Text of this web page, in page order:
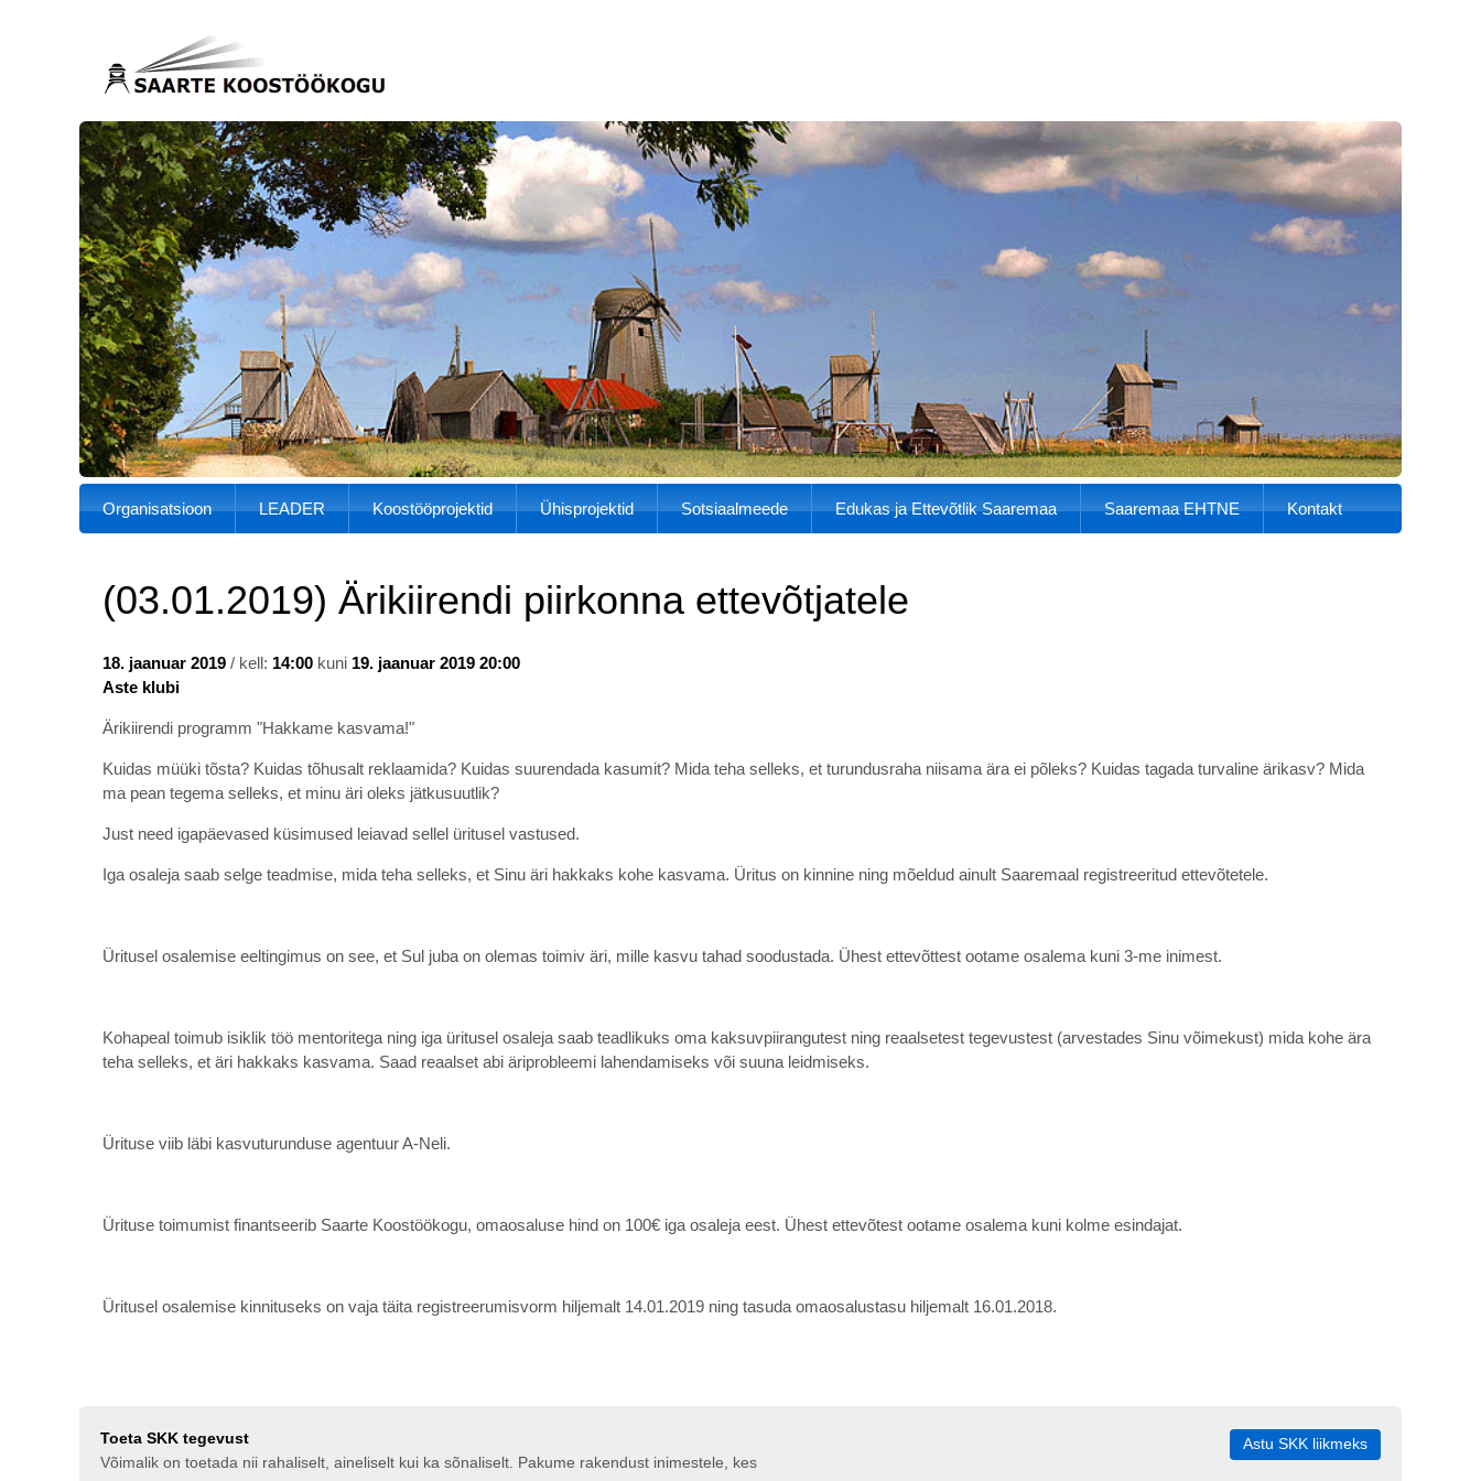
Organisatsioon LEADER Koostööprojektid Ühisprojektid Sotsiaalmeede Edukas ja Ettevõtlik Saaremaa Saaremaa EHTNE Kontakt
(03.01.2019) Ärikiirendi piirkonna ettevõtjatele
18. jaanuar 2019 / kell: 14:00 kuni 19. jaanuar 2019 20:00
Aste klubi
Ärikiirendi programm "Hakkame kasvama!"
Kuidas müüki tõsta? Kuidas tõhusalt reklaamida? Kuidas suurendada kasumit? Mida teha selleks, et turundusraha niisama ära ei põleks? Kuidas tagada turvaline ärikasv? Mida
ma pean tegema selleks, et minu äri oleks jätkusuutlik?
Just need igapäevased küsimused leiavad sellel üritusel vastused.
Iga osaleja saab selge teadmise, mida teha selleks, et Sinu äri hakkaks kohe kasvama. Üritus on kinnine ning mõeldud ainult Saaremaal registreeritud ettevõtetele.
Üritusel osalemise eeltingimus on see, et Sul juba on olemas toimiv äri, mille kasvu tahad soodustada. Ühest ettevõttest ootame osalema kuni 3-me inimest.
Kohapeal toimub isiklik töö mentoritega ning iga üritusel osaleja saab teadlikuks oma kaksuvpiirangutest ning reaalsetest tegevustest (arvestades Sinu võimekust) mida kohe ära
teha selleks, et äri hakkaks kasvama. Saad reaalset abi äriprobleemi lahendamiseks või suuna leidmiseks.
Ürituse viib läbi kasvuturunduse agentuur A-Neli.
Ürituse toimumist finantseerib Saarte Koostöökogu, omaosaluse hind on 100€ iga osaleja eest. Ühest ettevõtest ootame osalema kuni kolme esindajat.
Üritusel osalemise kinnituseks on vaja täita registreerumisvorm hiljemalt 14.01.2019 ning tasuda omaosalustasu hiljemalt 16.01.2018.
Toeta SKK tegevust
Võimalik on toetada nii rahaliselt, aineliselt kui ka sõnaliselt. Pakume rakendust inimestele, kes
Astu SKK liikmeks